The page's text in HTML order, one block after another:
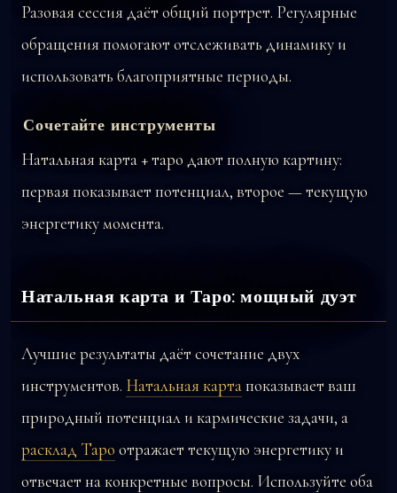
Разовая сессия даёт общий портрет. Регулярные
обращения помогают отслеживать динамику и
использовать благоприятные периоды.
Сочетайте инструменты
Натальная карта + таро дают полную картину:
первая показывает потенциал, второе — текущую
энергетику момента.
Натальная карта и Таро: мощный дуэт
Лучшие результаты даёт сочетание двух
инструментов. Натальная картапоказывает ваш
природный потенциал и кармические задачи, а
расклад Таро отражает текущую энергетику и
отвечает на конкретные вопросы. Используйте оба